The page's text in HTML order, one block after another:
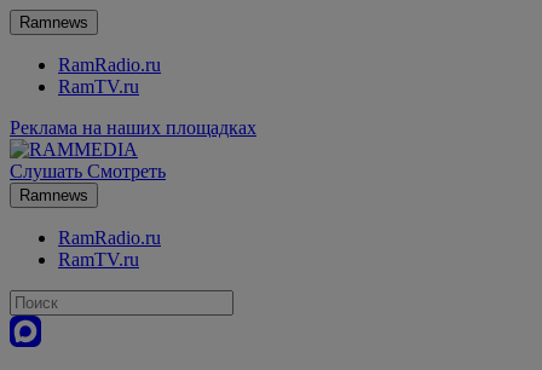
Ramnews
RamRadio.ru
RamTV.ru
Реклама на наших площадках
Слушать Смотреть
Ramnews
RamRadio.ru
RamTV.ru